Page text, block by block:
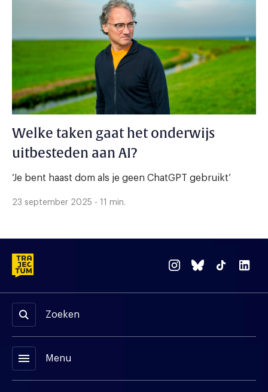
Welke taken gaat het onderwijs
uitbesteden aan AI?
‘Je bent haast dom als je geen ChatGPT gebruikt’
23 september 2025 - 11 min.
Zoeken
menu Menu